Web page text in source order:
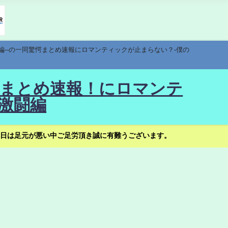
の一同驚愕まとめ速報にロマンティックが止まらない？-僕の
とめ速報！にロマンテ
闘編
足元が悪い中ご足労頂き誠に有難うございます。